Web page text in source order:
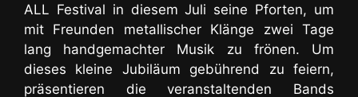
ALL Festival in diesem Juli seine Pforten, um
mit Freunden metallischer Klänge zwei Tage
lang handgemachter Musik zu frönen. Um
dieses kleine Jubiläum gebührend zu feiern,
präsentieren die veranstaltenden Bands